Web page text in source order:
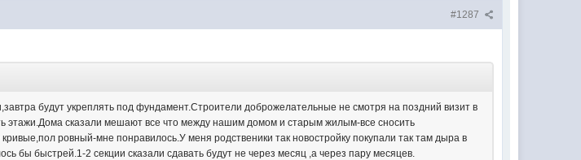
#1287
будут укреплять под фундамент.Строители доброжелательные не смотря на поздний визит в
этажи.Дома сказали мешают все что между нашим домом и старым жилым-все сносить
ровный-мне понравилось.У меня родственики так новостройку покупали так там дыра в
бы быстрей.1-2 секции сказали сдавать будут не через месяц ,а через пару месяцев.